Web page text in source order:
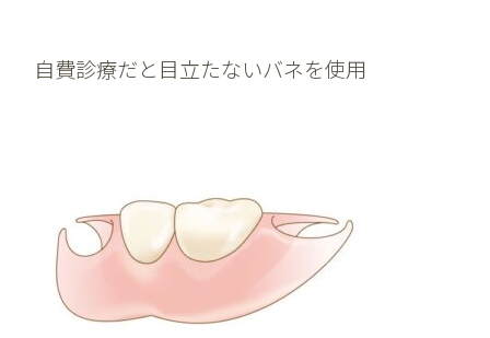
自費診療だと目立たないバネを使用